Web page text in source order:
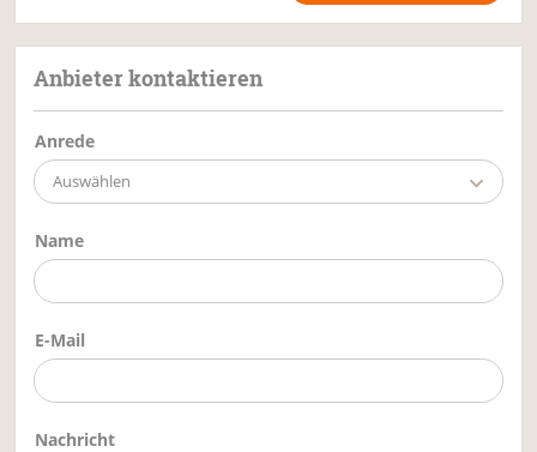
Anbieter kontaktieren
Anrede
Auswählen
Name
E-Mail
Nachricht